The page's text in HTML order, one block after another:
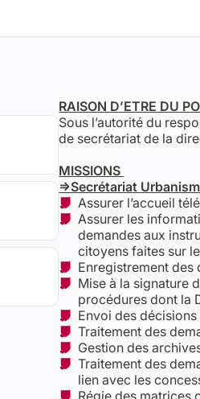
RAISON D’ETRE DU
Sous l’autorité du
de secrétariat de la
MISSIONS
=>Secrétariat
Assurer l’accueil
Assurer les
demandes aux
citoyens faites sur
Enregistrement des
Mise à la signature
procédures dont la
Envoi des
Traitement des
Gestion des
Traitement des
lien avec les
Régie des matrices